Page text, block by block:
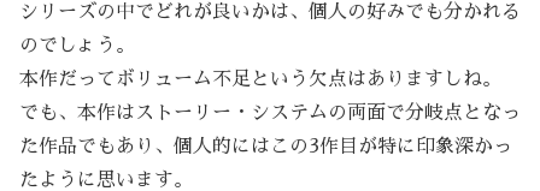
シリーズの中でどれが良いかは、個人の好みでも分かれる
のでしょう。
本作だってボリューム不足という欠点はありますしね。
でも、本作はストーリー・システムの両面で分岐点となっ
た作品でもあり、個人的にはこの3作目が特に印象深かっ
たように思います。